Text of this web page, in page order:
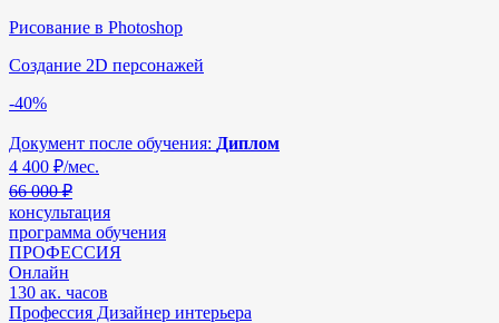
Рисование в Photoshop
Создание 2D персонажей
-40%
Документ после обучения: Диплом
4 400 ₽/мес.
66 000 ₽
консультация
программа обучения
ПРОФЕССИЯ
Онлайн
130 ак. часов
Профессия Дизайнер интерьера